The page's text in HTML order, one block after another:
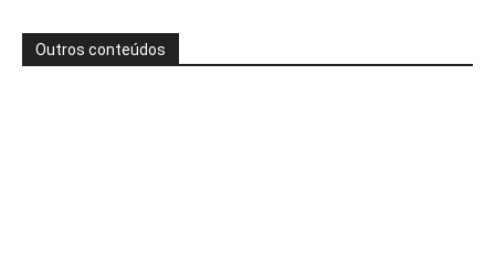
Outros conteúdos